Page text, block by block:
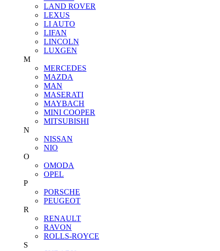
LAND ROVER
LEXUS
LI AUTO
LIFAN
LINCOLN
LUXGEN
M
MERCEDES
MAZDA
MAN
MASERATI
MAYBACH
MINI COOPER
MITSUBISHI
N
NISSAN
NIO
O
OMODA
OPEL
P
PORSCHE
PEUGEOT
R
RENAULT
RAVON
ROLLS-ROYCE
S